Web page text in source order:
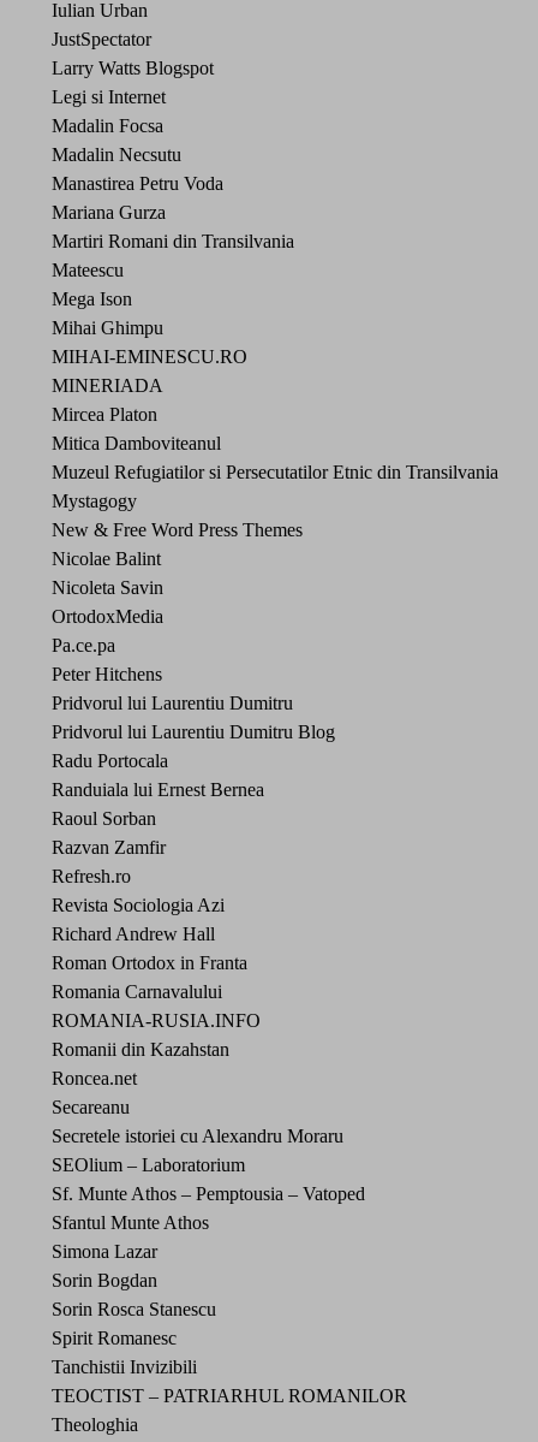
Iulian Urban
JustSpectator
Larry Watts Blogspot
Legi si Internet
Madalin Focsa
Madalin Necsutu
Manastirea Petru Voda
Mariana Gurza
Martiri Romani din Transilvania
Mateescu
Mega Ison
Mihai Ghimpu
MIHAI-EMINESCU.RO
MINERIADA
Mircea Platon
Mitica Damboviteanul
Muzeul Refugiatilor si Persecutatilor Etnic din Transilvania
Mystagogy
New & Free Word Press Themes
Nicolae Balint
Nicoleta Savin
OrtodoxMedia
Pa.ce.pa
Peter Hitchens
Pridvorul lui Laurentiu Dumitru
Pridvorul lui Laurentiu Dumitru Blog
Radu Portocala
Randuiala lui Ernest Bernea
Raoul Sorban
Razvan Zamfir
Refresh.ro
Revista Sociologia Azi
Richard Andrew Hall
Roman Ortodox in Franta
Romania Carnavalului
ROMANIA-RUSIA.INFO
Romanii din Kazahstan
Roncea.net
Secareanu
Secretele istoriei cu Alexandru Moraru
SEOlium – Laboratorium
Sf. Munte Athos – Pemptousia – Vatoped
Sfantul Munte Athos
Simona Lazar
Sorin Bogdan
Sorin Rosca Stanescu
Spirit Romanesc
Tanchistii Invizibili
TEOCTIST – PATRIARHUL ROMANILOR
Theologhia